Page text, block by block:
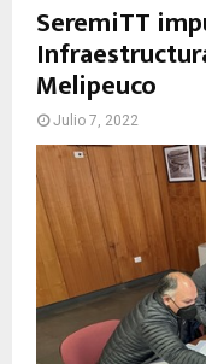
M
A
R
M
SeremiTT
Melipeuco
Julio 7, 2022